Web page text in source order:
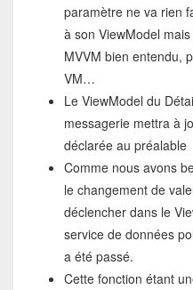
paramètre ne va rien
à son ViewModel
MVVM bien entendu,
VM…
Le ViewModel du
messagerie mettra à
déclarée au préalable
Comme nous avons
le changement de
déclencher dans le
service de données
a été passé.
Cette fonction étant